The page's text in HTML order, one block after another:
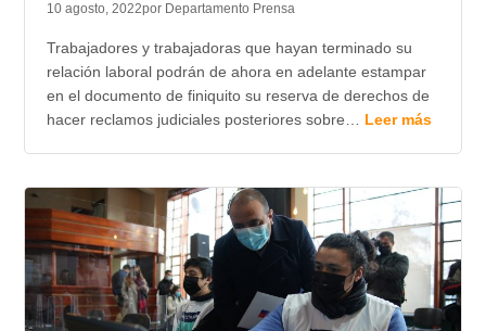
10 agosto, 2022por Departamento Prensa
Trabajadores y trabajadoras que hayan terminado su
relación laboral podrán de ahora en adelante estampar
en el documento de finiquito su reserva de derechos de
hacer reclamos judiciales posteriores sobre… Leer más